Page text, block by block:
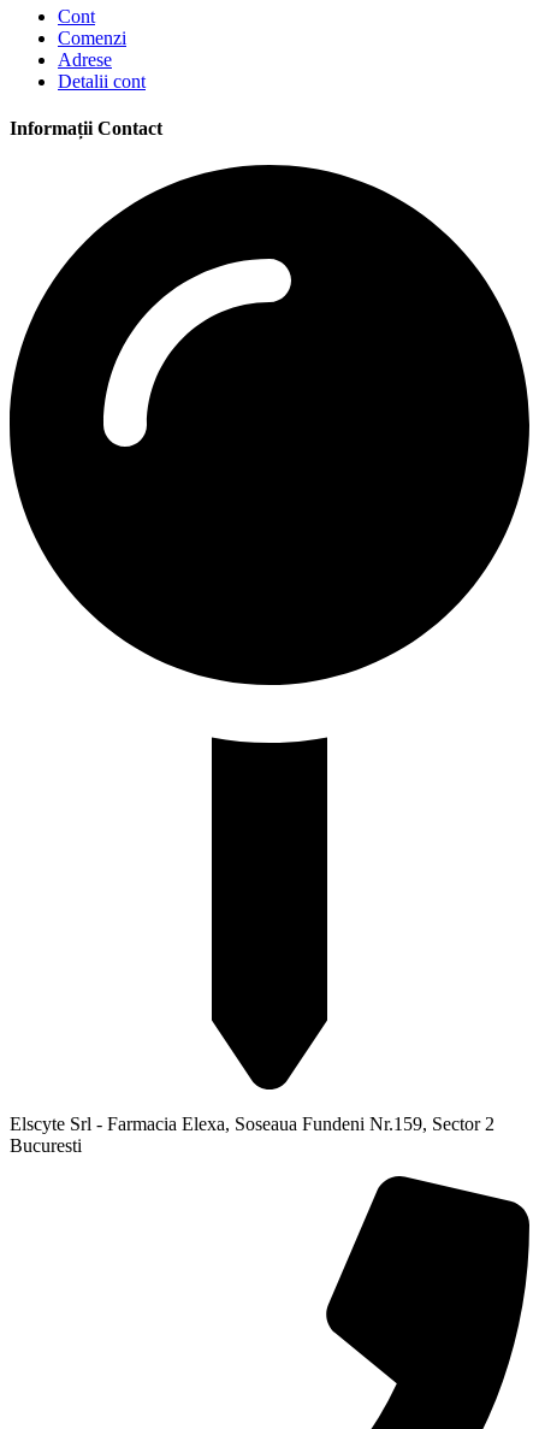
Cont
Comenzi
Adrese
Detalii cont
Informații Contact
Elscyte Srl - Farmacia Elexa, Soseaua Fundeni Nr.159, Sector 2
Bucuresti